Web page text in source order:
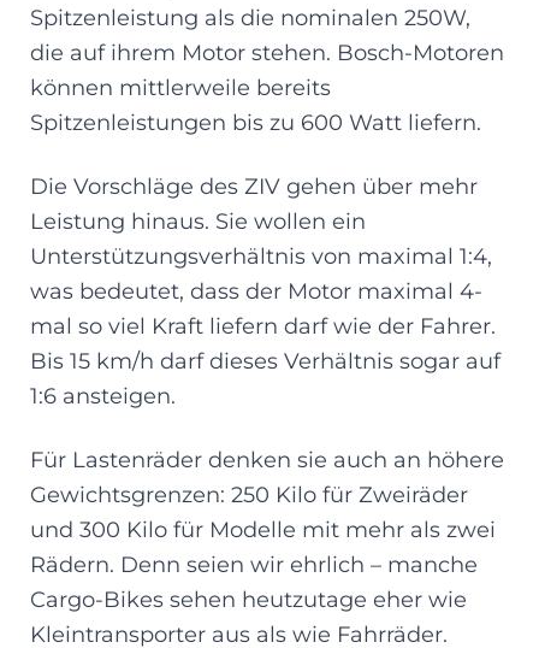
Spitzenleistung als die nominalen 250W,
die auf ihrem Motor stehen. Bosch-Motoren
können mittlerweile bereits
Spitzenleistungen bis zu 600 Watt liefern.
Die Vorschläge des ZIV gehen über mehr
Leistung hinaus. Sie wollen ein
Unterstützungsverhältnis von maximal 1:4,
was bedeutet, dass der Motor maximal 4-
mal so viel Kraft liefern darf wie der Fahrer.
Bis 15 km/h darf dieses Verhältnis sogar auf
1:6 ansteigen.
Für Lastenräder denken sie auch an höhere
Gewichtsgrenzen: 250 Kilo für Zweiräder
und 300 Kilo für Modelle mit mehr als zwei
Rädern. Denn seien wir ehrlich – manche
Cargo-Bikes sehen heutzutage eher wie
Kleintransporter aus als wie Fahrräder.